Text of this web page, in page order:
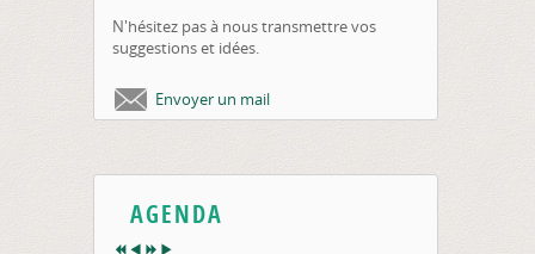
N'hésitez pas à nous transmettre vos
suggestions et idées.
Envoyer un mail
AGENDA